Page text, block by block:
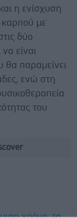
η ενίσχυση
καρπού με
δύο
είναι
θα παραμείνει
ενώ στη
του